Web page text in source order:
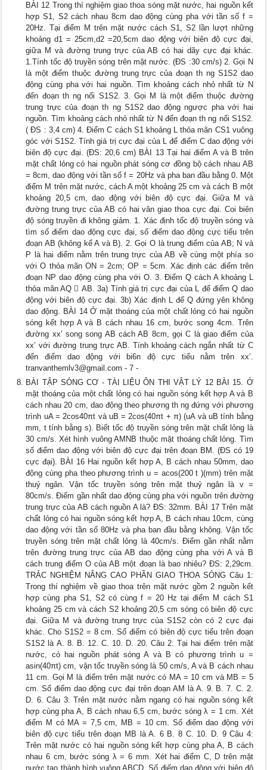
BÀI 12 Trong thí nghiệm giao thoa sóng mặt nước, hai nguồn kết
hợp S1, S2 cách nhau 8cm dao động cùng pha với tần số f =
20Hz. Tại điểm M trên mặt nước cách S1, S2 lần lượt những
khoảng d1 = 25cm,d2 =20,5cm dao động với biên độ cực đại,
giữa M và đường trung trực của AB có hai dãy cực đại khác.
1.Tính tốc độ truyền sóng trên mặt nước. (ĐS :30 cm/s) 2. Gọi N
là một điểm thuộc đường trung trực của đoạn th ng S1S2 dao
động cùng pha với hai nguồn. Tìm khoảng cách nhỏ nhất từ N
đến đoạn th ng nối S1S2. 3. Gọi M là một điểm thuộc đường
trung trực của đoạn th ng S1S2 dao động ngược pha với hai
nguồn. Tìm khoảng cách nhỏ nhất từ N đến đoạn th ng nối S1S2.
( ĐS : 3,4 cm) 4. Điểm C cách S1 khoảng L thỏa mãn CS1 vuông
góc với S1S2. Tính giá trị cực đại của L để điểm C dao động với
biên độ cực đại. (ĐS: 20,6 cm) BÀI 13 Tại hai điểm A và B trên
mặt chất lỏng có hai nguồn phát sóng cơ đồng bộ cách nhau AB
= 8cm, dao động với tần số f = 20Hz và pha ban đầu bằng 0. Một
điểm M trên mặt nước, cách A một khoảng 25 cm và cách B một
khoảng 20,5 cm, dao động với biên độ cực đại. Giữa M và
đường trung trực của AB có hai vân giao thoa cực đại. Coi biên
độ sóng truyền đi không giảm. 1. Xác định tốc độ truyền sóng và
tìm số điểm dao động cực đại, số điểm dao động cực tiểu trên
đoạn AB (không kể A và B). 2. Gọi O là trung điểm của AB; N và
P là hai điểm nằm trên trung trực của AB về cùng một phía so
với O thỏa mãn ON = 2cm; OP = 5cm. Xác định các điểm trên
đoạn NP dao động cùng pha với O. 3. Điểm Q cách A khoảng L
thỏa mãn AQ  AB. 3a) Tính giá trị cực đại của L để điểm Q dao
động với biên độ cực đại. 3b) Xác định L để Q đứng yên không
dao động. BÀI 14 Ở mặt thoáng của một chất lỏng có hai nguồn
sóng kết hợp A và B cách nhau 16 cm, bước song 4cm. Trên
đường xx’ song song AB cách AB 8cm, gọi C là giao điểm của
xx’ với đường trung trực AB. Tính khoảng cách ngắn nhất từ C
đến điểm dao động với bi6n độ cực tiểu nằm trên xx’.
tranvanthemlv3@gmail.com - 7 -
BÀI TẬP SÓNG CƠ - TÀI LIỆU ÔN THI VẬT LÝ 12 BÀI 15. Ở
mặt thoáng của một chất lỏng có hai nguồn sóng kết hợp A và B
cách nhau 20 cm, dao động theo phương th ng đứng với phương
trình uA = 2cos40πt và uB = 2cos(40πt + π) (uA và uB tính bằng
mm, t tính bằng s). Biết tốc độ truyền sóng trên mặt chất lỏng là
30 cm/s. Xét hình vuông AMNB thuộc mặt thoáng chất lỏng. Tìm
số điểm dao động với biên độ cực đại trên đoạn BM. (ĐS có 19
cực đại). BÀI 16 Hai nguồn kết hợp A, B cách nhau 50mm, dao
động cùng pha theo phương trình u = acos(200 t )(mm) trên mặt
thuỷ ngân. Vận tốc truyền sóng trên mặt thuỷ ngân là v =
80cm/s. Điểm gần nhất dao động cùng pha với nguồn trên đường
trung trực của AB cách nguồn A là? ĐS: 32mm. BÀI 17 Trên mặt
chất lỏng có hai nguồn sóng kết hợp A, B cách nhau 10cm, cùng
dao động với tần số 80Hz và pha ban đầu bằng không. Vận tốc
truyền sóng trên mặt chất lỏng là 40cm/s. Điểm gần nhất nằm
trên đường trung trực của AB dao động cùng pha với A và B
cách trung điểm O của AB một đoạn là bao nhiêu? ĐS: 2,29cm.
TRẮC NGHIỆM NÂNG CAO PHẦN GIAO THOA SÓNG Câu 1:
Trong thí nghiệm về giao thoa trên mặt nước gồm 2 nguồn kết
hợp cùng pha S1, S2 có cùng f = 20 Hz tại điểm M cách S1
khoảng 25 cm và cách S2 khoảng 20,5 cm sóng có biên độ cực
đại. Giữa M và đường trung trực của S1S2 còn có 2 cực đại
khác. Cho S1S2 = 8 cm. Số điểm có biên độ cực tiểu trên đoạn
S1S2 là A. 8. B. 12. C. 10. D. 20. Câu 2: Tại hai điểm trên mặt
nước, có hai nguồn phát sóng A và B có phương trình u =
asin(40πt) cm, vận tốc truyền sóng là 50 cm/s, A và B cách nhau
11 cm. Gọi M là điểm trên mặt nước có MA = 10 cm và MB = 5
cm. Số điểm dao động cực đại trên đoạn AM là A. 9. B. 7. C. 2.
D. 6. Câu 3: Trên mặt nước nằm ngang có hai nguồn sóng kết
hợp cùng pha A, B cách nhau 6,5 cm, bước sóng λ = 1 cm. Xét
điểm M có MA = 7,5 cm, MB = 10 cm. Số điểm dao động với
biên độ cực tiểu trên đoạn MB là A. 6 B. 8 C. 10. D. 9 Câu 4:
Trên mặt nước có hai nguồn sóng kết hợp cùng pha A, B cách
nhau 6 cm, bước sóng λ = 6 mm. Xét hai điểm C, D trên mặt
nước tạo thành hình vuông ABCD. Số điểm dao động với biên độ